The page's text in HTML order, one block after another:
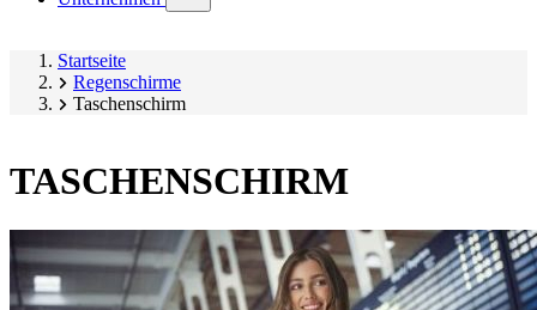
submenu)
Startseite
Regenschirme
Taschenschirm
TASCHENSCHIRM